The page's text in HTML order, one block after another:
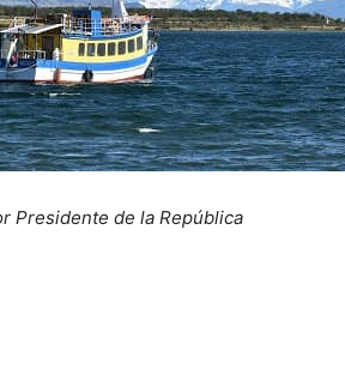
Presidente de la República